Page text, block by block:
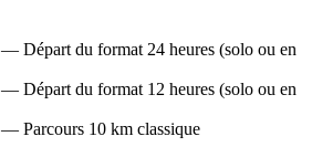
— Départ du format 24 heures (solo ou en
— Départ du format 12 heures (solo ou en
— Parcours 10 km classique